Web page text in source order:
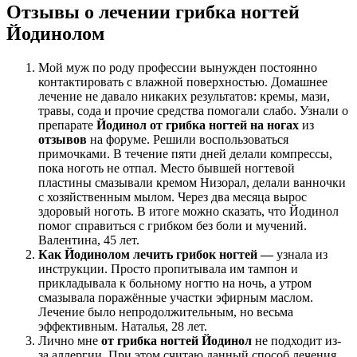
Отзывы о лечении грибка ногтей
Йодинолом
Мой муж по роду профессии вынужден постоянно
контактировать с влажной поверхностью. Домашнее
лечение не давало никаких результатов: кремы, мази,
травы, сода и прочие средства помогали слабо. Узнали о
препарате Йодинол от грибка ногтей на ногах из
отзывов на форуме. Решили воспользоваться
примочками. В течение пяти дней делали компрессы,
пока ноготь не отпал. Место бывшей ногтевой
пластины смазывали кремом Низорал, делали ванночки
с хозяйственным мылом. Через два месяца вырос
здоровый ноготь. В итоге можно сказать, что Йодинол
помог справиться с грибком без боли и мучений.
Валентина, 45 лет.
Как Йодинолом лечить грибок ногтей —узнала из
инструкции. Просто пропитывала им тампон и
прикладывала к больному ногтю на ночь, а утром
смазывала поражённые участки эфирным маслом.
Лечение было непродолжительным, но весьма
эффективным. Наталья, 28 лет.
Лично мне от грибка ногтей Йодинол не подходит из-